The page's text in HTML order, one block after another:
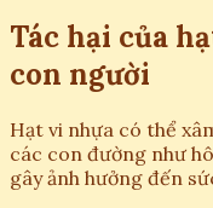
Tác hại của
con người
Hạt vi nhựa có thể
các con đường như
gây ảnh hưởng đến